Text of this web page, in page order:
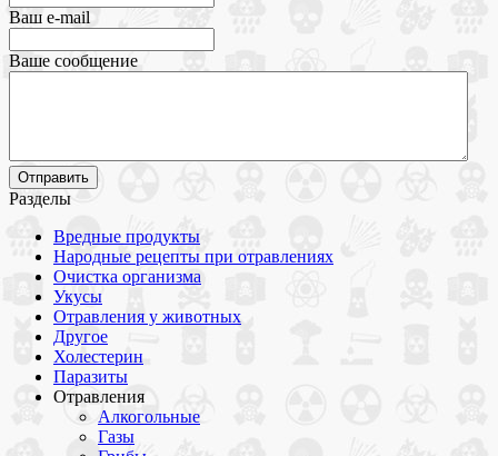
Ваш e-mail
Ваше сообщение
Разделы
Вредные продукты
Народные рецепты при отравлениях
Очистка организма
Укусы
Отравления у животных
Другое
Холестерин
Паразиты
Отравления
Алкогольные
Газы